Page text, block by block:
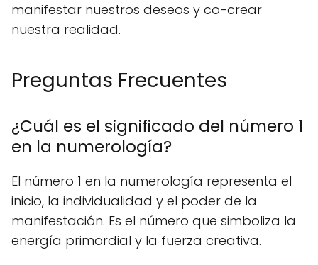
manifestar nuestros deseos y co-crear
nuestra realidad.
Preguntas Frecuentes
¿Cuál es el significado del número 1
en la numerología?
El número 1 en la numerología representa el
inicio, la individualidad y el poder de la
manifestación. Es el número que simboliza la
energía primordial y la fuerza creativa.